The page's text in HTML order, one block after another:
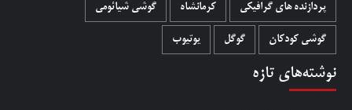
پردازنده های گرافیکی کرمانشاه گوشی شیائومی
گوشی کودکان گوگل یوتیوب
نوشته‌های تازه